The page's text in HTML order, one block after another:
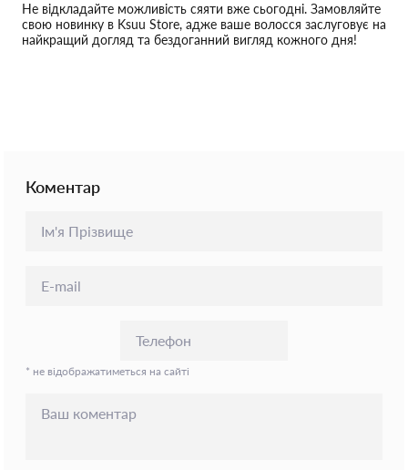
Не відкладайте можливість сяяти вже сьогодні. Замовляйте
свою новинку в Ksuu Store, адже ваше волосся заслуговує на
найкращий догляд та бездоганний вигляд кожного дня!
Коментар
* не відображатиметься на сайті